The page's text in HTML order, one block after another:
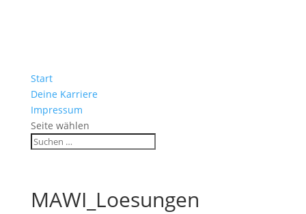
Start
Deine Karriere
Impressum
Seite wählen
MAWI_Loesungen